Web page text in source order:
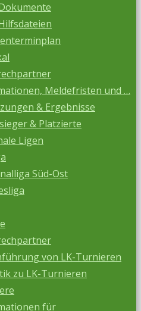
Meldefristen und …
& Ergebnisse
& Platzierte
Ligen
Süd-Ost
von LK-Turnieren
zu LK-Turnieren
für